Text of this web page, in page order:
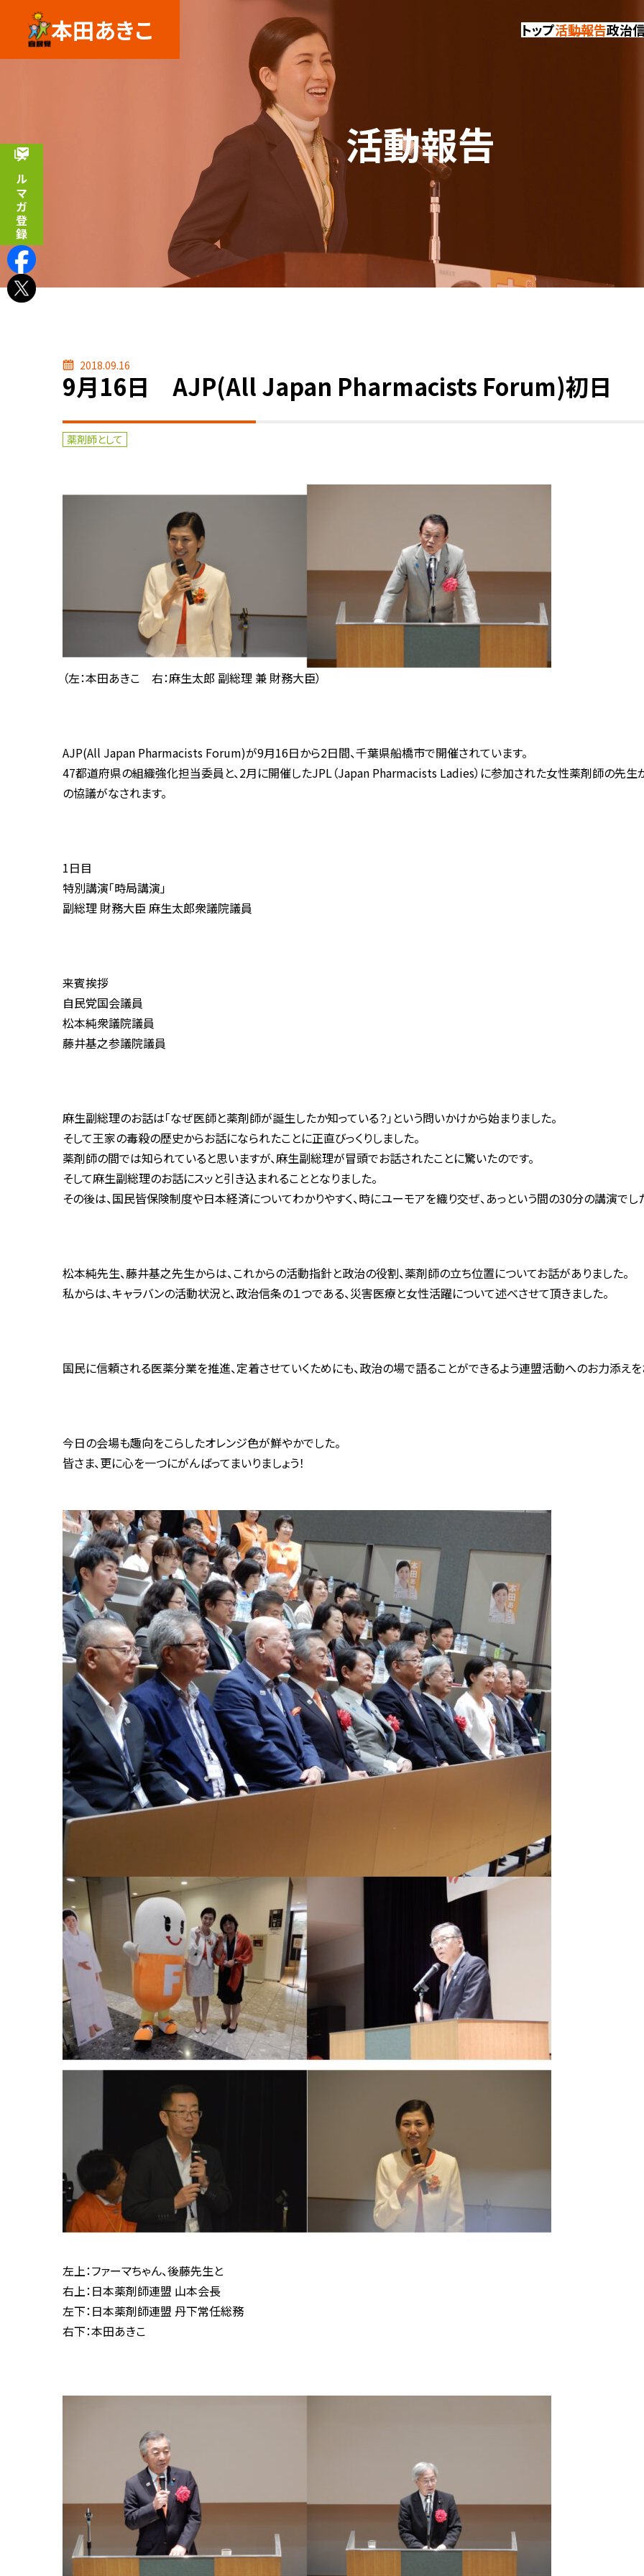
本田あきこ トップ活動報告政治
活動報告
メルマガ登録
2018.09.16
9月16日 AJP(All Japan Pharmacists Forum)初日
薬剤師として
（左：本田あきこ 右：麻生太郎 副総理 兼 財務大臣）
AJP(All Japan Pharmacists Forum)が9月16日から2日間、千葉県船橋市で開催されています。
47都道府県の組織強化担当委員と、2月に開催したJPL（Japan Pharmacists Ladies）に参加された女性薬剤師の先生
の協議がなされます。
1日目
特別講演「時局講演」
副総理 財務大臣 麻生太郎衆議院議員
来賓挨拶
自民党国会議員
松本純衆議院議員
藤井基之参議院議員
麻生副総理のお話は「なぜ医師と薬剤師が誕生したか知っている？」という問いかけから始まりました。
そして王家の毒殺の歴史からお話になられたことに正直びっくりしました。
薬剤師の間では知られていると思いますが、麻生副総理が冒頭でお話されたことに驚いたのです。
そして麻生副総理のお話にスッと引き込まれることとなりました。
その後は、国民皆保険制度や日本経済についてわかりやすく、時にユーモアを織り交ぜ、あっという間の30分の講演でし
松本純先生、藤井基之先生からは、これからの活動指針と政治の役割、薬剤師の立ち位置についてお話がありました。
私からは、キャラバンの活動状況と、政治信条の１つである、災害医療と女性活躍について述べさせて頂きました。
国民に信頼される医薬分業を推進、定着させていくためにも、政治の場で語ることができるよう連盟活動へのお力添えを
今日の会場も趣向をこらしたオレンジ色が鮮やかでした。
皆さま、更に心を一つにがんばってまいりましょう！
左上：ファーマちゃん、後藤先生と
右上：日本薬剤師連盟 山本会長
左下：日本薬剤師連盟 丹下常任総務
右下：本田あきこ